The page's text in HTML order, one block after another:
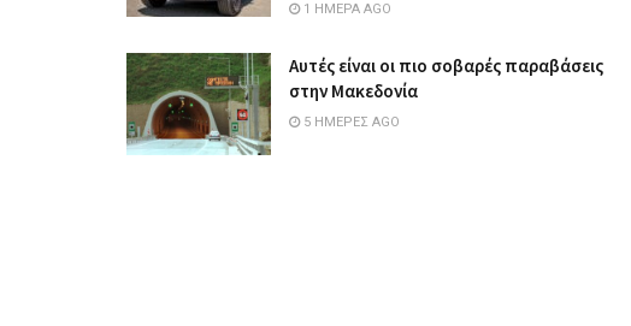
1 ΗΜΈΡΑ AGO
Αυτές είναι οι πιο σοβαρές παραβάσεις
στην Μακεδονία
5 ΗΜΈΡΕΣ AGO